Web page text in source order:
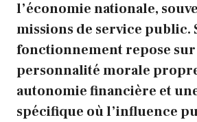
l’économie nationale,
missions de service public.
fonctionnement repose
personnalité morale
autonomie financière et
spécifique où l’influence